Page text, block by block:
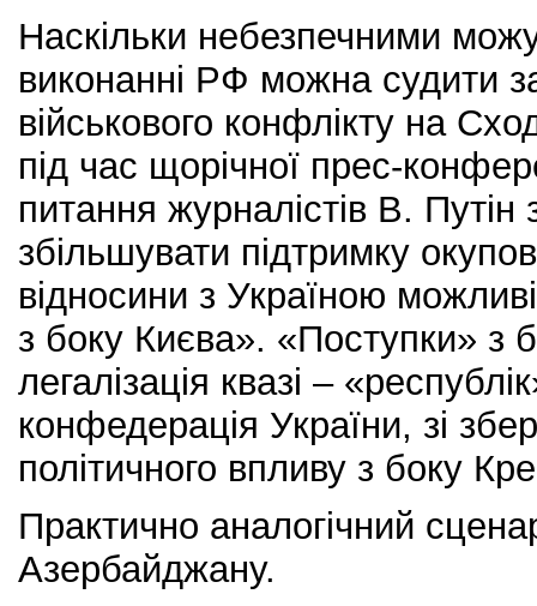
Наскільки небезпечними
виконанні РФ можна судити
військового конфлікту на
під час щорічної прес-
питання журналістів В.
збільшувати підтримку
відносини з Україною
з боку Києва». «Поступки» з
легалізація квазі –
конфедерація України, зі
політичного впливу з боку
Практично аналогічний
Азербайджану.